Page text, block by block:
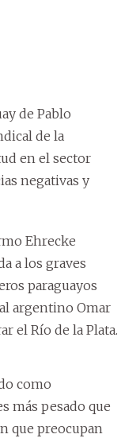
de Pablo
de la
en el sector
negativas y
Ehrecke
a los graves
paraguayos
argentino Omar
el Río de la Plata.
como
más pesado que
que preocupan